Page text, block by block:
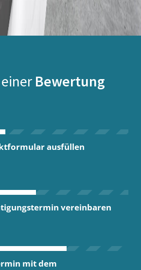
Bewertung
ausfüllen
vereinbaren
mit dem